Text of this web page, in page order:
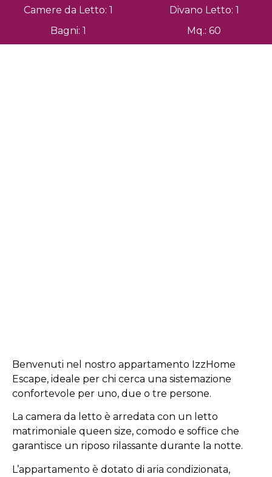
Camere da Letto: 1
Divano Letto: 1
Bagni: 1
Mq.: 60
Benvenuti nel nostro appartamento IzzHome
Escape, ideale per chi cerca una sistemazione
confortevole per uno, due o tre persone.
La camera da letto è arredata con un letto
matrimoniale queen size, comodo e soffice che
garantisce un riposo rilassante durante la notte.
L’appartamento è dotato di aria condizionata,